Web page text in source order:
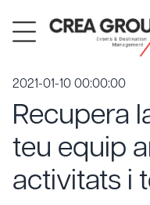
2021-01-10 00:00:00
Recupera
teu equip
activitats i